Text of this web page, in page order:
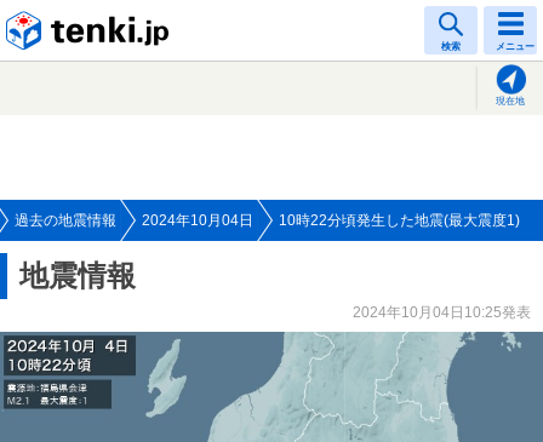
検索 メニュー
現在地
過去の地震情報 2024年10月04日 10時22分頃発生した地震(最大震度1)
地震情報
2024年10月04日10:25発表